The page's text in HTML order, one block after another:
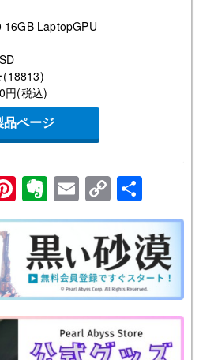
LaptopGPU
円(税込)
品ページ
Pi
nt
er
e
st
E
v
er
n
ot
e
E
m
ail
C
o
p
y
Li
n
k
有